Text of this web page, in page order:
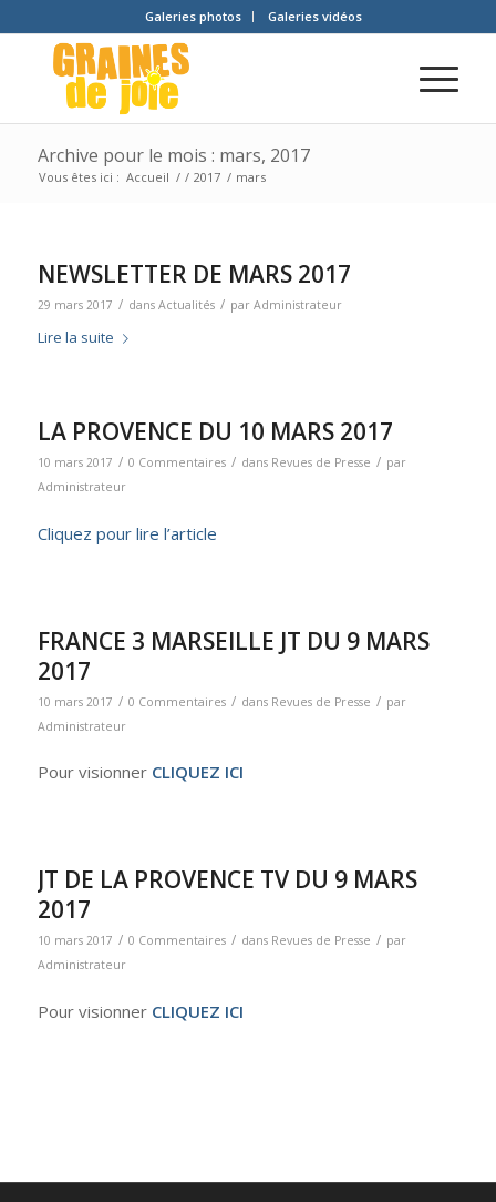
Galeries photos Galeries vidéos
Archive pour le mois : mars, 2017
Vous êtes ici : Accueil / / 2017 / mars
NEWSLETTER DE MARS 2017
29 mars 2017 / dans Actualités / par Administrateur
Lire la suite
LA PROVENCE DU 10 MARS 2017
10 mars 2017 / 0 Commentaires / dans Revues de Presse / par
Administrateur
Cliquez pour lire l’article
FRANCE 3 MARSEILLE JT DU 9 MARS
2017
10 mars 2017 / 0 Commentaires / dans Revues de Presse / par
Administrateur
Pour visionner CLIQUEZ ICI
JT DE LA PROVENCE TV DU 9 MARS
2017
10 mars 2017 / 0 Commentaires / dans Revues de Presse / par
Administrateur
Pour visionner CLIQUEZ ICI